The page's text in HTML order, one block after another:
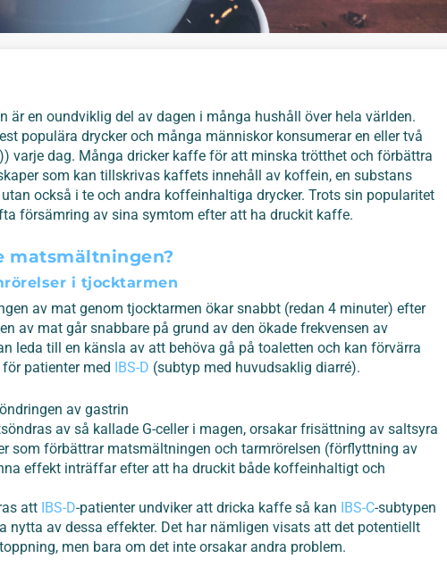
är en oundviklig del av dagen i många hushåll över hela världen.
populära drycker och många människor konsumerar en eller två
varje dag. Många dricker kaffe för att minska trötthet och förbättra
som kan tillskrivas kaffets innehåll av koffein, en substans
också i te och andra koffeinhaltiga drycker. Trots sin popularitet
försämring av sina symtom efter att ha druckit kaffe.
matsmältningen?
i tjocktarmen
av mat genom tjocktarmen ökar snabbt (redan 4 minuter) efter
av mat går snabbare på grund av den ökade frekvensen av
leda till en känsla av att behöva gå på toaletten och kan förvärra
patienter med IBS-D (subtyp med huvudsaklig diarré).
av gastrin
av så kallade G-celler i magen, orsakar frisättning av saltsyra
som förbättrar matsmältningen och tarmrörelsen (förflyttning av
effekt inträffar efter att ha druckit både koffeinhaltigt och
att IBS-D-patienter undviker att dricka kaffe så kan IBS-C-subtypen
nytta av dessa effekter. Det har nämligen visats att det potentiellt
men bara om det inte orsakar andra problem.